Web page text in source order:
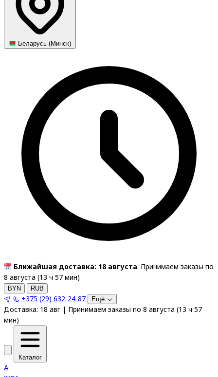
Беларусь (Минск)
Ближайшая доставка: 18 августа. Принимаем заказы по
8 августа (13 ч 57 мин)
BYN RUB
+375 (29) 632-24-87 Ещё
Доставка: 18 авг | Принимаем заказы по 8 августа (13 ч 57
мин)
Каталог
A